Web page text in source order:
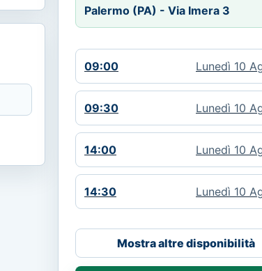
Palermo (PA) - Via Imera 3
09:00 Lunedì 10
09:30 Lunedì 10
14:00 Lunedì 10
14:30 Lunedì 10
Mostra altre disponibilità